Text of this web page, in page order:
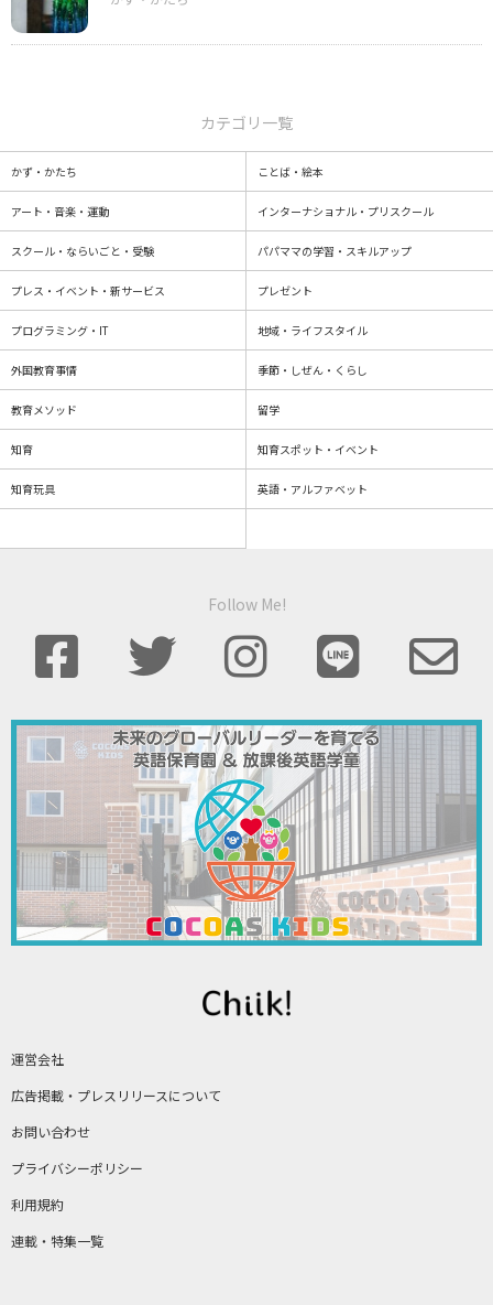
運営会社
広告掲載・プレスリリースについて
お問い合わせ
プライバシーポリシー
利用規約
連載・特集一覧
カテゴリ一覧
かず・かたち ことば・絵本
アート・音楽・運動 インターナショナル・プリスクール
スクール・ならいごと・受験 パパママの学習・スキルアップ
プレス・イベント・新サービス プレゼント
プログラミング・IT 地域・ライフスタイル
外国教育事情 季節・しぜん・くらし
教育メソッド 留学
知育 知育スポット・イベント
知育玩具 英語・アルファベット
Follow Me!